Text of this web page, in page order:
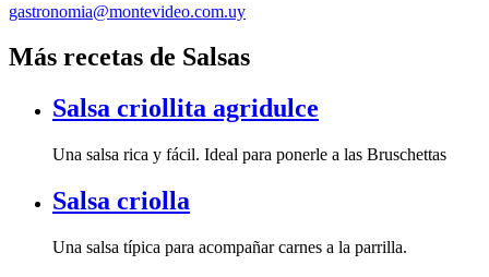
gastronomia@montevideo.com.uy
Más recetas de Salsas
Salsa criollita agridulce
Una salsa rica y fácil. Ideal para ponerle a las Bruschettas
Salsa criolla
Una salsa típica para acompañar carnes a la parrilla.